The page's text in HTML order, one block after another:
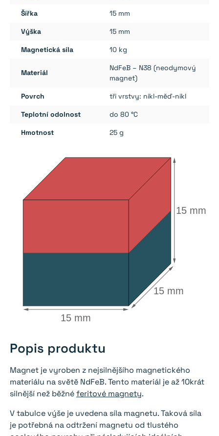
Šířka 15 mm
Výška 15 mm
Magnetická síla 10 kg
Materiál
NdFeB – N38 (neodymový
magnet)
Povrch tři vrstvy: nikl-měď-nikl
Teplotní odolnost do 80 °C
Hmotnost 25 g
15 mm
15 mm
15 mm
Popis produktu
Magnet je vyroben z nejsilnějšího magnetického
materiálu na světě NdFeB. Tento materiál je až 10krát
silnější než běžnéferitové magnety.
V tabulce výše je uvedena síla magnetu. Taková síla
je potřebná na odtržení magnetu od tlustého